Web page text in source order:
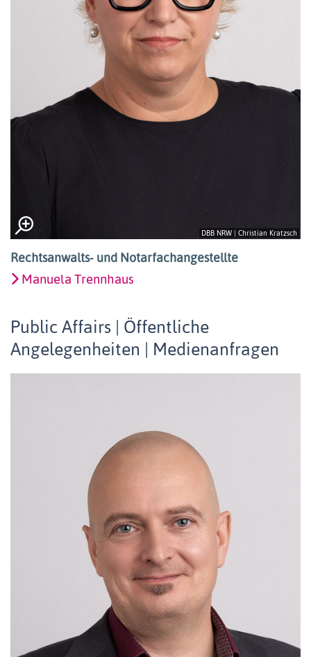
DBB NRW | Christian Kratzsch
Rechtsanwalts- und Notarfachangestellte
Manuela Trennhaus
Public Affairs | Öffentliche
Angelegenheiten | Medienanfragen